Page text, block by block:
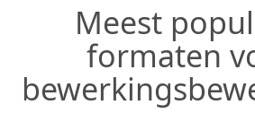
Meest
formaten